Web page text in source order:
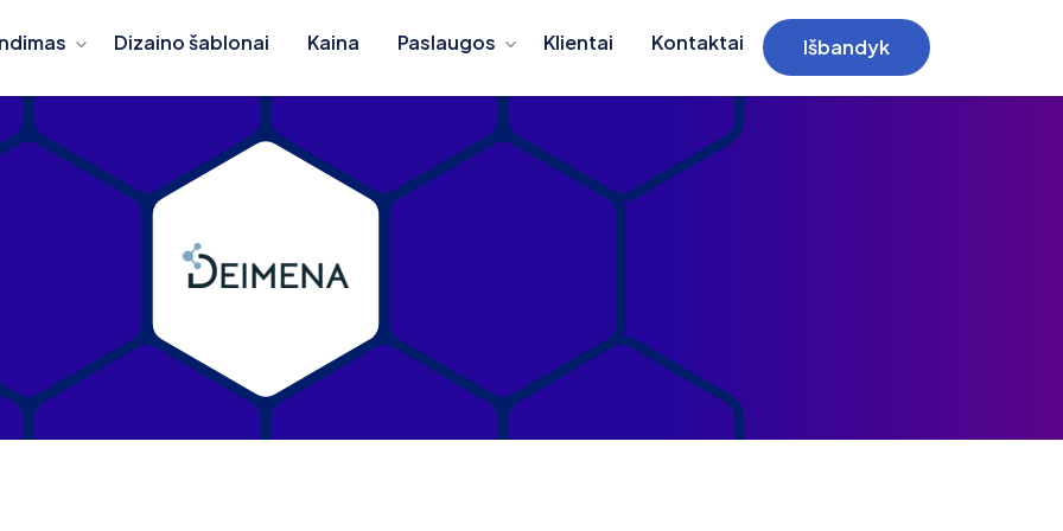
Dizaino šablonai Kaina Paslaugos Klientai Kontaktai Išbandyk